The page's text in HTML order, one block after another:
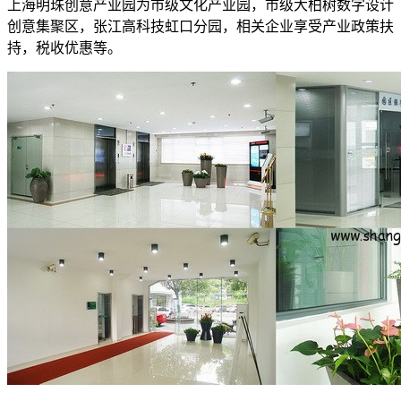
上海明珠创意产业园为市级文化产业园，市级大柏树数字设计
创意集聚区，张江高科技虹口分园，相关企业享受产业政策扶
持，税收优惠等。